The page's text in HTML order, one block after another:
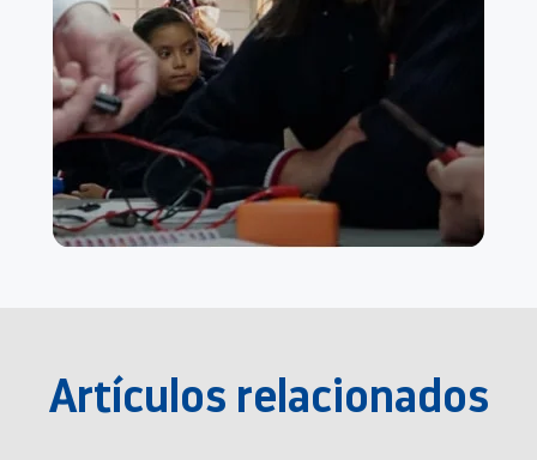
Artículos relacionados